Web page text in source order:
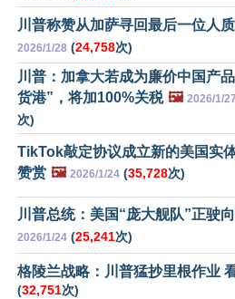
川普称赞从加萨寻回最后一位人质
2026/1/28 (24,758次)
川普：加拿大若成为廉价中国产
货港”，将加100%关税 🖼️ 2026/1/27
次)
TikTok敲定协议成立新的美国实
赞赏 🖼️ 2026/1/24 (35,728次)
川普总统：美国“庞大舰队”正驶
2026/1/24 (25,241次)
格陵兰战略：川普猛抄里根作业
(32,751次)